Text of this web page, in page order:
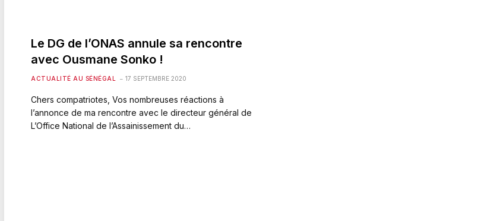
Le DG de l’ONAS annule sa rencontre
avec Ousmane Sonko !
ACTUALITÉ AU SÉNÉGAL 17 SEPTEMBRE 2020
Chers compatriotes, Vos nombreuses réactions à
l’annonce de ma rencontre avec le directeur général de
L’Office National de l’Assainissement du…